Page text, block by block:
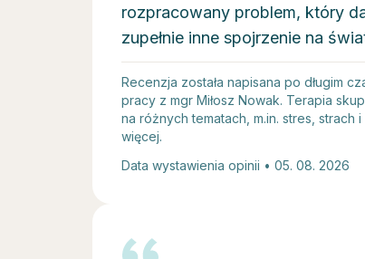
rozpracowany problem, który
zupełnie inne spojrzenie na
Recenzja została napisana po długim
pracy z mgr Miłosz Nowak. Terapia
na różnych tematach, m.in. stres, strach i
więcej.
Data wystawienia opinii • 05. 08. 2026